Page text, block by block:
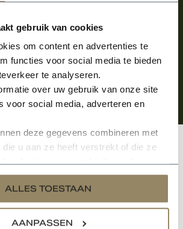
gebruik van cookies
om content en advertenties te
functies voor social media te bieden
te analyseren.
over uw gebruik van onze site
voor social media, adverteren en
deze gegevens combineren met
die u aan ze heeft verstrekt of die ze
ALLES TOESTAAN
AANPASSEN